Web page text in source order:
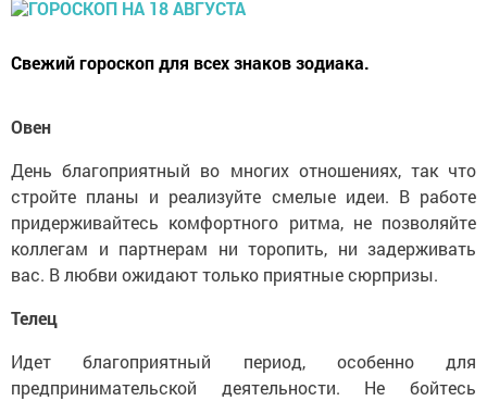
Свежий гороскоп для всех знаков зодиака.
Овен
День благоприятный во многих отношениях, так что
стройте планы и реализуйте смелые идеи. В работе
придерживайтесь комфортного ритма, не позволяйте
коллегам и партнерам ни торопить, ни задерживать
вас. В любви ожидают только приятные сюрпризы.
Телец
Идет благоприятный период, особенно для
предпринимательской деятельности. Не бойтесь